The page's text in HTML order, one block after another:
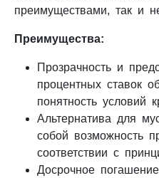
преимуществами, так и
Преимущества:
Прозрачность и
процентных ставок
понятность условий
Альтернатива для
собой возможность
соответствии с
Досрочное